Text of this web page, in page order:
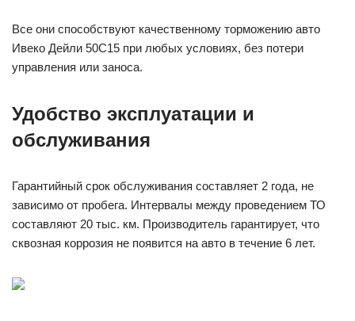
Все они способствуют качественному торможению авто
Ивеко Дейли 50С15 при любых условиях, без потери
управления или заноса.
Удобство эксплуатации и
обслуживания
Гарантийный срок обслуживания составляет 2 года, не
зависимо от пробега. Интервалы между проведением ТО
составляют 20 тыс. км. Производитель гарантирует, что
сквозная коррозия не появится на авто в течение 6 лет.